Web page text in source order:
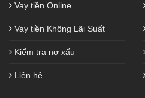
Vay tiền Online
Vay tiền Không Lãi Suất
Kiểm tra nợ xấu
Liên hệ